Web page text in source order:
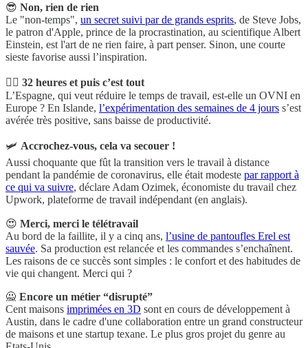
😎 Non, rien de rien
Le "non-temps", un secret suivi par de grands esprits, de Steve Jobs,
le patron d'Apple, prince de la procrastination, au scientifique Albert
Einstein, est l'art de ne rien faire, à part penser. Sinon, une courte
sieste favorise aussi l’inspiration.
🤸‍♂️ 32 heures et puis c’est tout
L’Espagne, qui veut réduire le temps de travail, est-elle un OVNI en
Europe ? En Islande, l’expérimentation des semaines de 4 jours s’est
avérée très positive, sans baisse de productivité.
🛩 Accrochez-vous, cela va secouer !
Aussi choquante que fût la transition vers le travail à distance
pendant la pandémie de coronavirus, elle était modeste par rapport à
ce qui va suivre, déclare Adam Ozimek, économiste du travail chez
Upwork, plateforme de travail indépendant (en anglais).
😍 Merci, merci le télétravail
Au bord de la faillite, il y a cinq ans, l’usine de pantoufles Erel est
sauvée. Sa production est relancée et les commandes s’enchaînent.
Les raisons de ce succès sont simples : le confort et des habitudes de
vie qui changent. Merci qui ?
🙅 Encore un métier “disrupté”
Cent maisons imprimées en 3D sont en cours de développement à
Austin, dans le cadre d'une collaboration entre un grand constructeur
de maisons et une startup texane. Le plus gros projet du genre au